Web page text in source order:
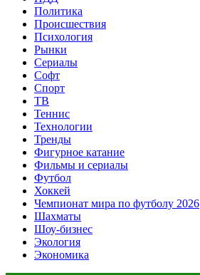
Политика
Происшествия
Психология
Рынки
Сериалы
Софт
Спорт
ТВ
Теннис
Технологии
Тренды
Фигурное катание
Фильмы и сериалы
Футбол
Хоккей
Чемпионат мира по футболу 2026
Шахматы
Шоу-бизнес
Экология
Экономика